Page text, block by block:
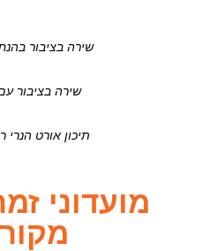
שירה בציבור
שירה בציבור
תיכון אורט הנרי
מועדוני